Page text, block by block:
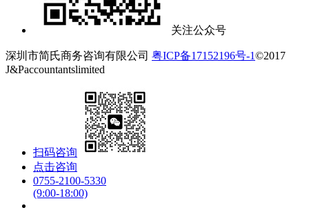
关注公众号
深圳市简氏商务咨询有限公司 粤ICP备17152196号-1©2017
J&Paccountantslimited
扫码咨询
点击咨询
0755-2100-5330
(9:00-18:00)